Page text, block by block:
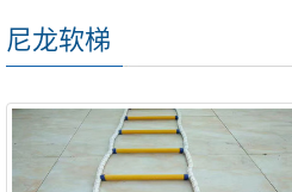
尼龙软梯